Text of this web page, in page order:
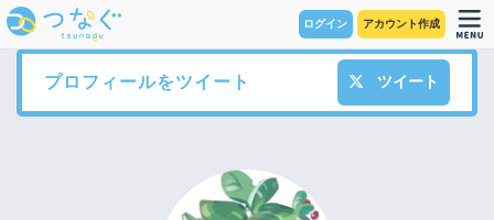
ログイン アカウント作成
プロフィールをツイート ツイート